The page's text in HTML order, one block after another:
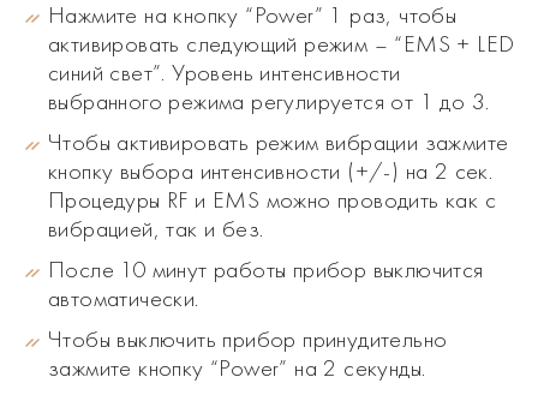
Нажмите на кнопку “Power” 1 раз, чтобы
активировать следующий режим – “EMS + LED
синий свет”. Уровень интенсивности
выбранного режима регулируется от 1 до 3.
Чтобы активировать режим вибрации зажмите
кнопку выбора интенсивности (+/-) на 2 сек.
Процедуры RF и EMS можно проводить как с
вибрацией, так и без.
После 10 минут работы прибор выключится
автоматически.
Чтобы выключить прибор принудительно
зажмите кнопку “Power” на 2 секунды.